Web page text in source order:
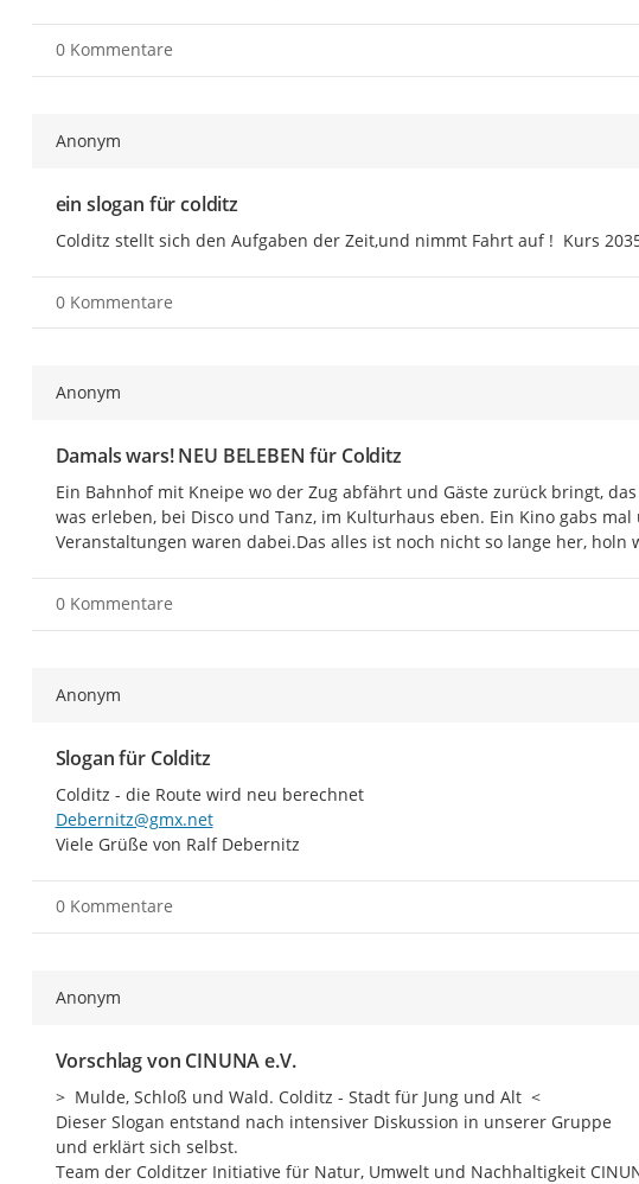
0 Kommentare
Anonym
ein slogan für colditz
Colditz stellt sich den Aufgaben der Zeit,und nimmt Fahrt auf !  Kurs
0 Kommentare
Anonym
Damals wars! NEU BELEBEN für Colditz
Ein Bahnhof mit Kneipe wo der Zug abfährt und Gäste zurück bringt,
was erleben, bei Disco und Tanz, im Kulturhaus eben. Ein Kino gabs
Veranstaltungen waren dabei.Das alles ist noch nicht so lange her, holn
0 Kommentare
Anonym
Slogan für Colditz
Colditz - die Route wird neu berechnet
Debernitz@gmx.net
Viele Grüße von Ralf Debernitz
0 Kommentare
Anonym
Vorschlag von CINUNA e.V.
>  Mulde, Schloß und Wald. Colditz - Stadt für Jung und Alt  <
Dieser Slogan entstand nach intensiver Diskussion in unserer Gruppe
und erklärt sich selbst.
Team der Colditzer Initiative für Natur, Umwelt und Nachhaltigkeit